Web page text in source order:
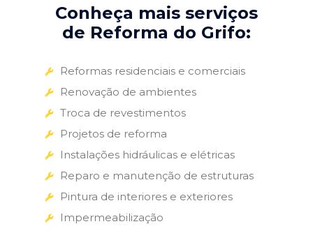
Conheça mais serviços
de Reforma do Grifo:
Reformas residenciais e comerciais
Renovação de ambientes
Troca de revestimentos
Projetos de reforma
Instalações hidráulicas e elétricas
Reparo e manutenção de estruturas
Pintura de interiores e exteriores
Impermeabilização